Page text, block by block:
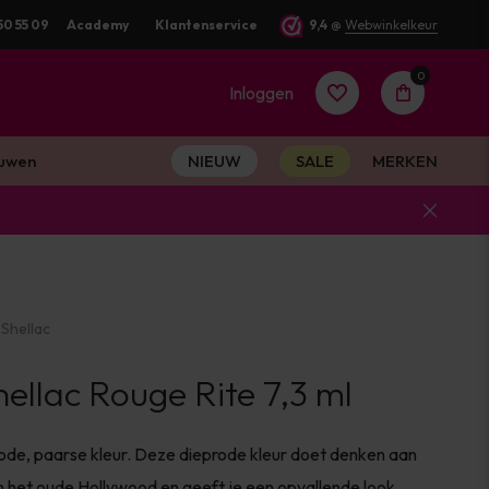
55 09 Academy Klantenservice 9,4 @ Webwinkelkeur
Inloggen
Account
aanmaken
0
NIEUW SALE MERKEN
Rouge Rite 7,3 ml
paarse kleur. Deze dieprode kleur doet denken aan